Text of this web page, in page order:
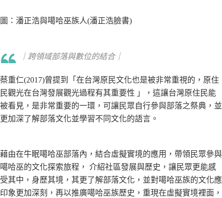
圖：潘正浩與噶哈巫族人(潘正浩臉書)
｜跨領域部落與數位的結合｜
蔡重仁(2017)曾提到「在台灣原民文化也是被非常重視的，原住
民觀光在台灣發展觀光過程有其重要性 」，這讓台灣原住民能
被看見，是非常重要的一環，可讓民眾自行參與部落之祭典，並
更加深了解部落文化並學習不同文化的語言。
藉由在牛眠噶哈巫部落內，結合虛擬實境的應用，帶領民眾參與
噶哈巫的文化探索旅程， 介紹社區發展與歷史，讓民眾更能感
受其中，身歷其境，其更了解部落文化，並對噶哈巫族的文化應
印象更加深刻，再以推廣噶哈巫族歷史，重現在虛擬實境裡面，